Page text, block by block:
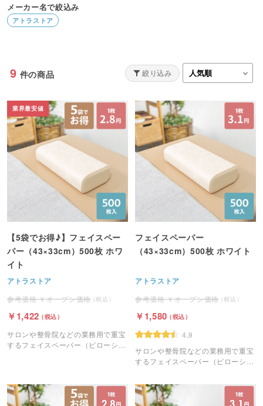
メーカー名で絞込み
アトラストア
9 件の商品 絞り込み
【5袋でお得♪】フェイスペー
パー（43×33cm）500枚 ホワ
イト
アトラストア
オープン価格
1,422
サロンや整骨院などの業務用で重宝
するフェイスペーパー（ピローシー
業界最安値
フェイスペーパー
（43×33cm）500枚 ホワイト
アトラストア
オープン価格
1,580
4.9
サロンや整骨院などの業務用で重宝
するフェイスペーパー（ピローシー